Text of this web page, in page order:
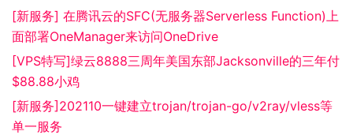
[新服务] 在腾讯云的SFC(无服务器Serverless Function)上
面部署OneManager来访问OneDrive
[VPS特写]绿云8888三周年美国东部Jacksonville的三年付
$88.88小鸡
[新服务]202110一键建立trojan/trojan-go/v2ray/vless等
单一服务